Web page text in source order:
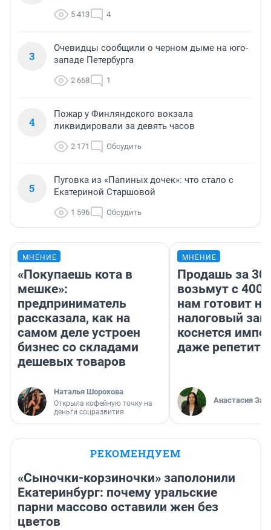
5 413 4
3
Очевидцы сообщили о черном дыме на юго-
западе Петербурга
2 668 1
4
Пожар у Финляндского вокзала
ликвидировали за девять часов
2 171 Обсудить
5
Пуговка из «Папиных дочек»: что стало с
Екатериной Старшовой
1 596 Обсудить
МНЕНИЕ
«Покупаешь кота в
мешке»:
предприниматель
рассказала, как на
самом деле устроен
бизнес со складами
дешевых товаров
Наталья Шорохова
Открыла кофейную точку на
деньги соцразвития
МНЕНИЕ
Продашь за
возьмут с
нам готовит
налоговый
коснется
даже
Анастасия
РЕКОМЕНДУЕМ
«Сыночки-корзиночки» заполонили
Екатеринбург: почему уральские
парни массово оставили жен без
цветов